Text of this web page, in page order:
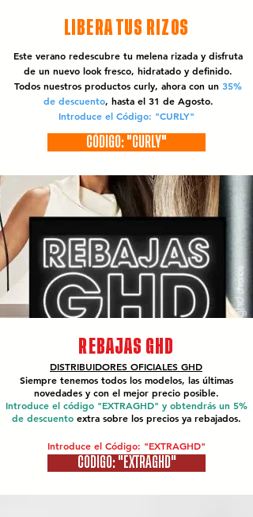
LIBERA TUS RIZOS
Este verano redescubre tu melena rizada y disfruta
de un nuevo look fresco, hidratado y definido.
Todos nuestros productos curly, ahora con un 35%
de descuento, hasta el 31 de Agosto.
Introduce el Código: "CURLY"
CÓDIGO: "CURLY"
REBAJAS GHD
DISTRIBUIDORES OFICIALES GHD
Siempre tenemos todos los modelos, las últimas
novedades y con el mejor precio posible.
Introduce el código "EXTRAGHD" y obtendrás un 5%
de descuento extra sobre los precios ya rebajados.
Introduce el Código: "EXTRAGHD"
CÓDIGO: "EXTRAGHD"